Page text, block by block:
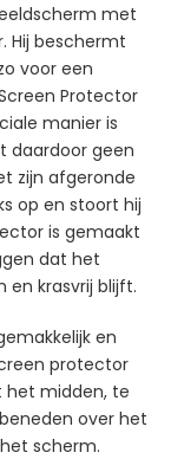
met
Hij beschermt
voor een
Protector
manier is
daardoor geen
zijn afgeronde
op en stoort hij
is gemaakt
dat het
en krasvrij blijft.
en
protector
het midden, te
over het
scherm.